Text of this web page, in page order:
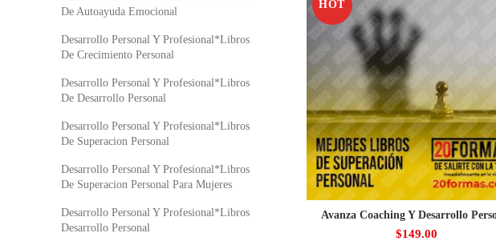
HOT
Avanza Coaching Y Desarrollo
$149.00
De Autoayuda Emocional
Desarrollo Personal Y Profesional*Libros
De Crecimiento Personal
Desarrollo Personal Y Profesional*Libros
De Desarrollo Personal
Desarrollo Personal Y Profesional*Libros
De Superacion Personal
Desarrollo Personal Y Profesional*Libros
De Superacion Personal Para Mujeres
Desarrollo Personal Y Profesional*Libros
Desarrollo Personal